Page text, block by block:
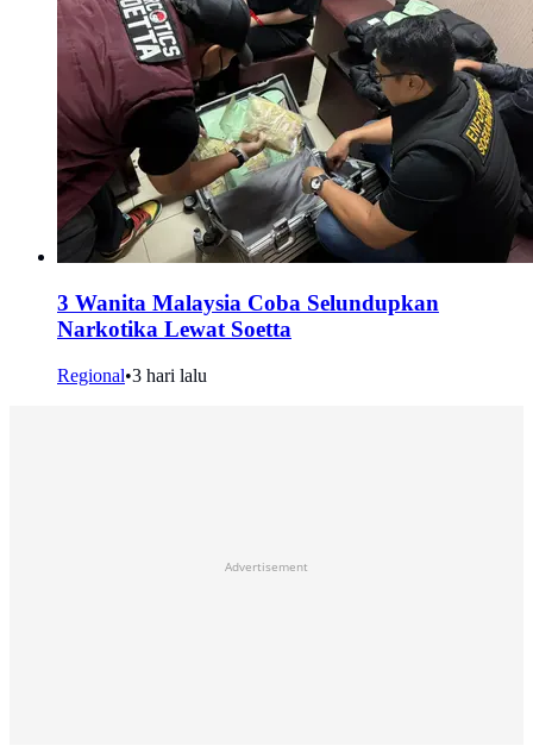
3 Wanita Malaysia Coba Selundupkan
Narkotika Lewat Soetta
Regional•3 hari lalu
Advertisement